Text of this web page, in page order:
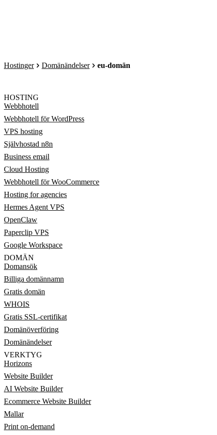
Hostinger Domänändelser eu-domän
HOSTING
Webbhotell
Webbhotell för WordPress
VPS hosting
Självhostad n8n
Business email
Cloud Hosting
Webbhotell för WooCommerce
Hosting for agencies
Hermes Agent VPS
OpenClaw
Paperclip VPS
Google Workspace
DOMÄN
Domansök
Billiga domännamn
Gratis domän
WHOIS
Gratis SSL-certifikat
Domänöverföring
Domänändelser
VERKTYG
Horizons
Website Builder
AI Website Builder
Ecommerce Website Builder
Mallar
Print on-demand